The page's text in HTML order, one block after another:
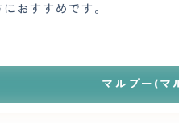
おすすめです。
マルプー(マ